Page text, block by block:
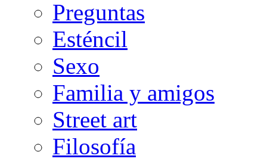
Preguntas
Esténcil
Sexo
Familia y amigos
Street art
Filosofía